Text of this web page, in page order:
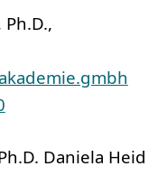
Daniela Heid